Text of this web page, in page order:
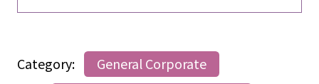
Category:
General Corporate